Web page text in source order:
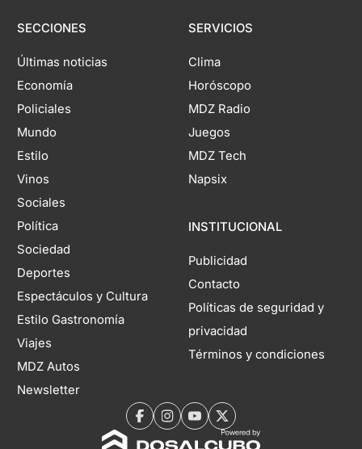
SECCIONES
Últimas noticias
Economía
Policiales
Mundo
Estilo
Vinos
Sociales
Política
Sociedad
Deportes
Espectáculos y Cultura
Estilo Gastronomía
Viajes
MDZ Autos
Newsletter
SERVICIOS
Clima
Horóscopo
MDZ Radio
Juegos
MDZ Tech
Napsix
INSTITUCIONAL
Publicidad
Contacto
Políticas de seguridad y
privacidad
Términos y condiciones